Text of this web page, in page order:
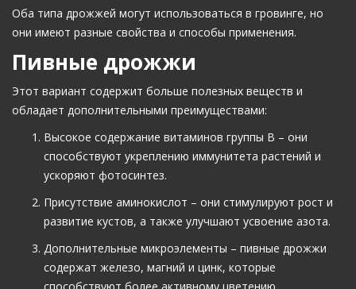
Оба типа дрожжей могут использоваться в гровинге, но
они имеют разные свойства и способы применения.
Пивные дрожжи
Этот вариант содержит больше полезных веществ и
обладает дополнительными преимуществами:
Высокое содержание витаминов группы B – они
способствуют укреплению иммунитета растений и
ускоряют фотосинтез.
Присутствие аминокислот – они стимулируют рост и
развитие кустов, а также улучшают усвоение азота.
Дополнительные микроэлементы – пивные дрожжи
содержат железо, магний и цинк, которые